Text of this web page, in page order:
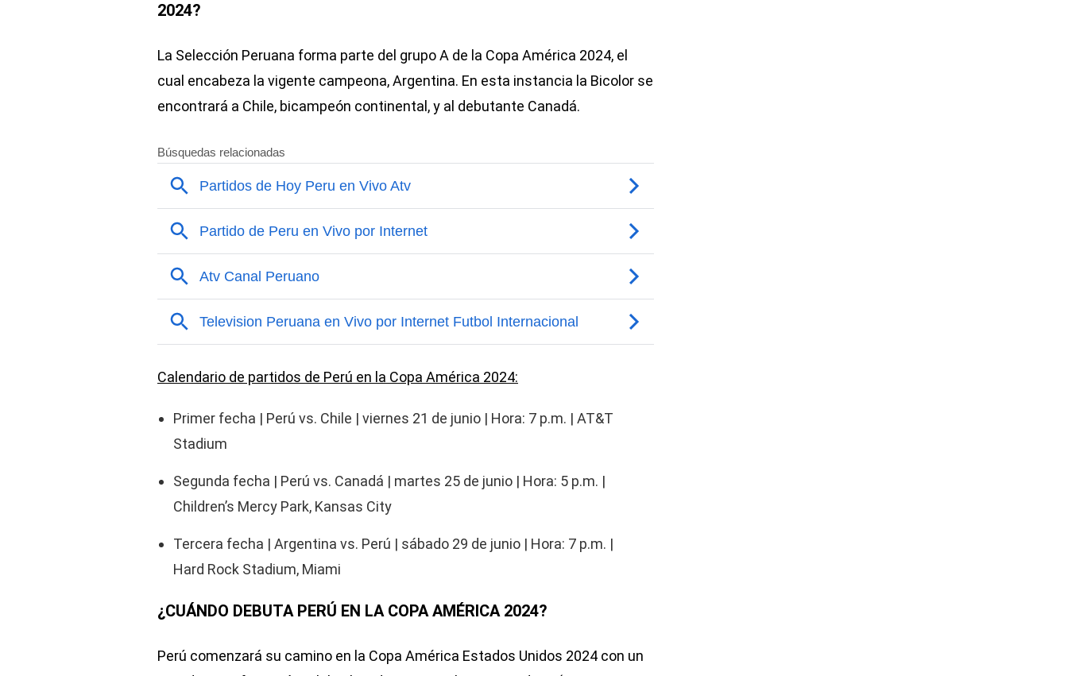
2024?
La Selección Peruana forma parte del grupo A de la Copa América 2024, el
cual encabeza la vigente campeona, Argentina. En esta instancia la Bicolor se
encontrará a Chile, bicampeón continental, y al debutante Canadá.
Calendario de partidos de Perú en la Copa América 2024:
Primer fecha | Perú vs. Chile | viernes 21 de junio | Hora: 7 p.m. | AT&T
Stadium
Segunda fecha | Perú vs. Canadá | martes 25 de junio | Hora: 5 p.m. |
Children’s Mercy Park, Kansas City
Tercera fecha | Argentina vs. Perú | sábado 29 de junio | Hora: 7 p.m. |
Hard Rock Stadium, Miami
¿CUÁNDO DEBUTA PERÚ EN LA COPA AMÉRICA 2024?
Perú comenzará su camino en la Copa América Estados Unidos 2024 con un